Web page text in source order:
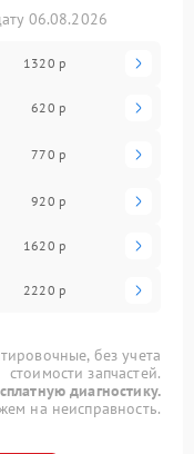
06.08.2026
1320 р
620 р
770 р
920 р
1620 р
2220 р
без учета
стоимости запчастей.
диагностику.
на неисправность.